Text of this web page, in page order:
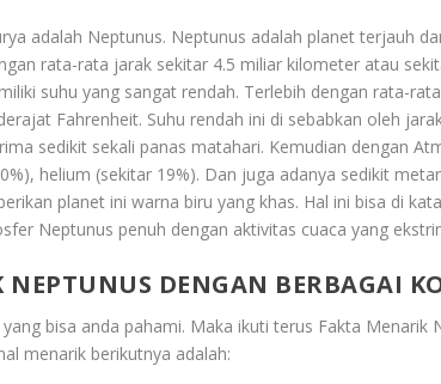
adalah Neptunus. Neptunus adalah planet terjauh
rata-rata jarak sekitar 4.5 miliar kilometer atau
suhu yang sangat rendah. Terlebih dengan rata-
Fahrenheit. Suhu rendah ini di sebabkan oleh
sedikit sekali panas matahari. Kemudian dengan
helium (sekitar 19%). Dan juga adanya sedikit
planet ini warna biru yang khas. Hal ini bisa di
Neptunus penuh dengan aktivitas cuaca yang
NEPTUNUS DENGAN BERBAGAI
bisa anda pahami. Maka ikuti terus Fakta Menarik
menarik berikutnya adalah: